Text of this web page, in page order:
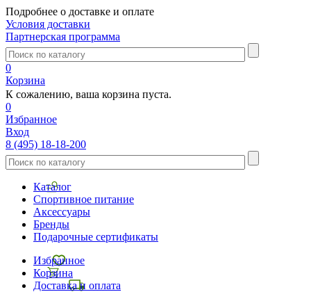
Подробнее о доставке и оплате
Условия доставки
Партнерская программа
0
Корзина
К сожалению, ваша корзина пуста.
0
Избранное
Вход
8 (495) 18-18-200
Каталог
Спортивное питание
Аксессуары
Бренды
Подарочные сертификаты
Избранное
Корзина
Доставка и оплата